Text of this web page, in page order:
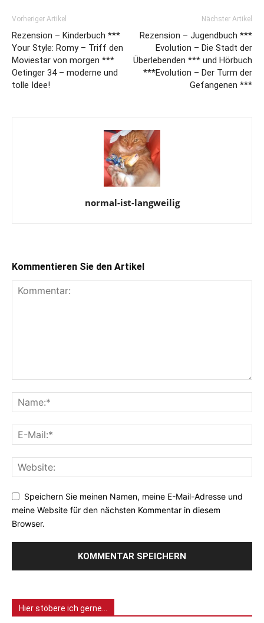
Vorheriger Artikel
Rezension – Kinderbuch ***
Your Style: Romy – Triff den
Moviestar von morgen ***
Oetinger 34 – moderne und
tolle Idee!
Nächster Artikel
Rezension – Jugendbuch ***
Evolution – Die Stadt der
Überlebenden *** und Hörbuch
***Evolution – Der Turm der
Gefangenen ***
normal-ist-langweilig
Kommentieren Sie den Artikel
Speichern Sie meinen Namen, meine E-Mail-Adresse und
meine Website für den nächsten Kommentar in diesem
Browser.
Hier stöbere ich gerne…